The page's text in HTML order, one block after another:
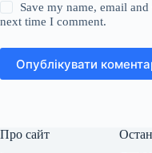
Save my name, email
next time I comment.
Опублікувати
Про сайт